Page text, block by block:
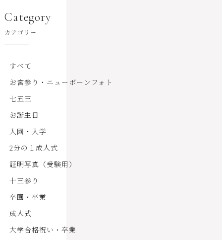
Category
カテゴリー
すべて
お宮参り・ニューボーンフォト
七五三
お誕生日
入園・入学
2分の１成人式
証明写真（受験用）
十三参り
卒園・卒業
成人式
大学合格祝い・卒業